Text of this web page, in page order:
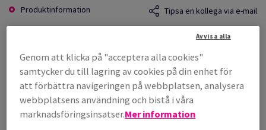
Produktinformation
Tipsa en kollega via e-mail
SEK 5 920,95
(11 kg )
I LAGER
Genom att klicka på "acceptera alla cookies"
samtycker du till lagring av cookies på din enhet för
att förbättra navigeringen på webbplatsen, analysera
webbplatsens användning och bistå i våra
marknadsföringsinsatser.Mer information
Avvisa alla